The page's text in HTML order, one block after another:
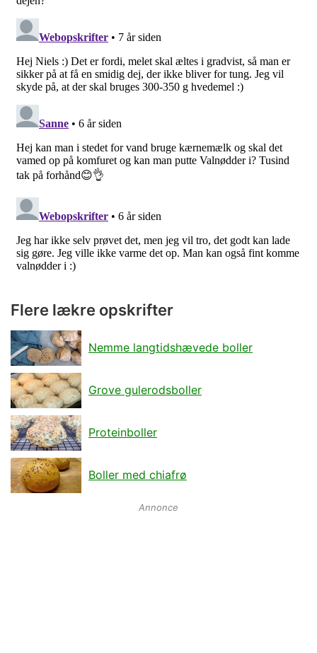
Flere lækre opskrifter
Nemme langtidshævede boller
Grove gulerodsboller
Proteinboller
Boller med chiafrø
Annonce